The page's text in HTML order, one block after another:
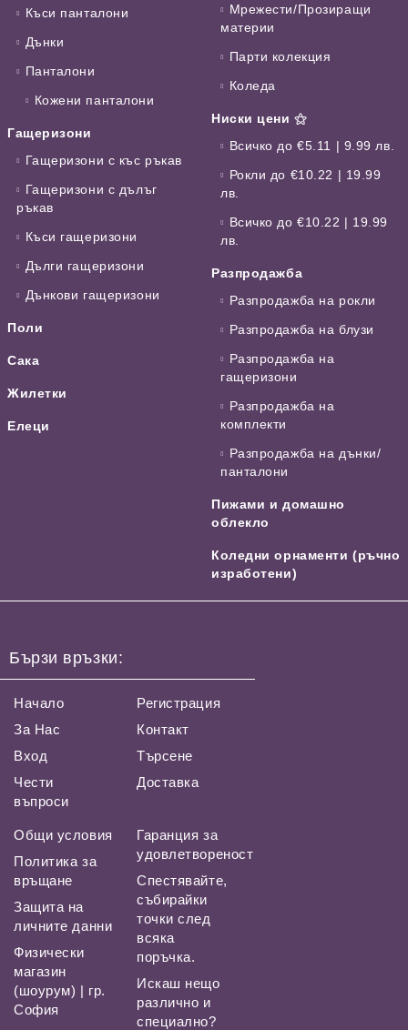
Къси панталони
Дънки
Панталони
Кожени панталони
Гащеризони
Гащеризони с къс ръкав
Гащеризони с дълъг
ръкав
Къси гащеризони
Дълги гащеризони
Дънкови гащеризони
Поли
Сака
Жилетки
Елеци
Мрежести/Прозиращи
материи
Парти колекция
Коледа
Ниски цени ⚝
Всичко до €5.11 | 9.99 лв.
Рокли до €10.22 | 19.99
лв.
Всичко до €10.22 | 19.99
лв.
Разпродажба
Разпродажба на рокли
Разпродажба на блузи
Разпродажба на
гащеризони
Разпродажба на
комплекти
Разпродажба на дънки/
панталони
Пижами и домашно
облекло
Коледни орнаменти (ръчно
изработени)
Бързи връзки:
Начало
За Нас
Вход
Чести
въпроси
Регистрация
Контакт
Търсене
Доставка
Общи условия
Политика за
връщане
Защита на
личните данни
Физически
магазин
(шоурум) | гр.
София
Гаранция за
удовлетвореност
Спестявайте,
събирайки
точки след
всяка
поръчка.
Искаш нещо
различно и
специално?